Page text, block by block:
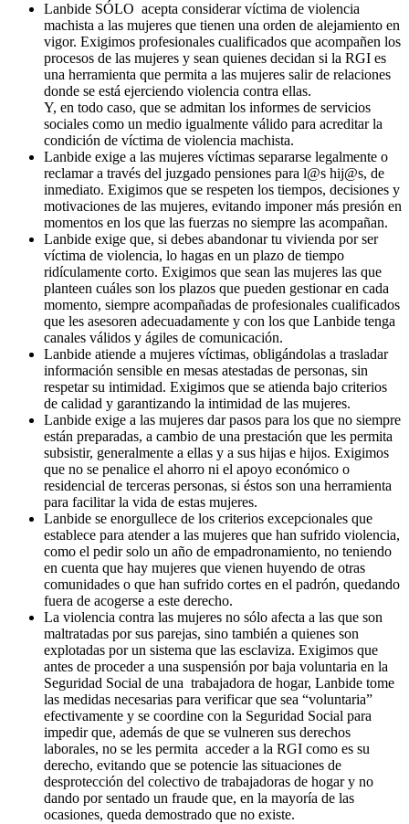
Lanbide SÓLO acepta considerar víctima de violencia
machista a las mujeres que tienen una orden de alejamiento en
vigor. Exigimos profesionales cualificados que acompañen los
procesos de las mujeres y sean quienes decidan si la RGI es
una herramienta que permita a las mujeres salir de relaciones
donde se está ejerciendo violencia contra ellas.
Y, en todo caso, que se admitan los informes de servicios
sociales como un medio igualmente válido para acreditar la
condición de víctima de violencia machista.
Lanbide exige a las mujeres víctimas separarse legalmente o
reclamar a través del juzgado pensiones para l@s hij@s, de
inmediato. Exigimos que se respeten los tiempos, decisiones y
motivaciones de las mujeres, evitando imponer más presión en
momentos en los que las fuerzas no siempre las acompañan.
Lanbide exige que, si debes abandonar tu vivienda por ser
víctima de violencia, lo hagas en un plazo de tiempo
ridículamente corto. Exigimos que sean las mujeres las que
planteen cuáles son los plazos que pueden gestionar en cada
momento, siempre acompañadas de profesionales cualificados
que les asesoren adecuadamente y con los que Lanbide tenga
canales válidos y ágiles de comunicación.
Lanbide atiende a mujeres víctimas, obligándolas a trasladar
información sensible en mesas atestadas de personas, sin
respetar su intimidad. Exigimos que se atienda bajo criterios
de calidad y garantizando la intimidad de las mujeres.
Lanbide exige a las mujeres dar pasos para los que no siempre
están preparadas, a cambio de una prestación que les permita
subsistir, generalmente a ellas y a sus hijas e hijos. Exigimos
que no se penalice el ahorro ni el apoyo económico o
residencial de terceras personas, si éstos son una herramienta
para facilitar la vida de estas mujeres.
Lanbide se enorgullece de los criterios excepcionales que
establece para atender a las mujeres que han sufrido violencia,
como el pedir solo un año de empadronamiento, no teniendo
en cuenta que hay mujeres que vienen huyendo de otras
comunidades o que han sufrido cortes en el padrón, quedando
fuera de acogerse a este derecho.
La violencia contra las mujeres no sólo afecta a las que son
maltratadas por sus parejas, sino también a quienes son
explotadas por un sistema que las esclaviza. Exigimos que
antes de proceder a una suspensión por baja voluntaria en la
Seguridad Social de una trabajadora de hogar, Lanbide tome
las medidas necesarias para verificar que sea “voluntaria”
efectivamente y se coordine con la Seguridad Social para
impedir que, además de que se vulneren sus derechos
laborales, no se les permita acceder a la RGI como es su
derecho, evitando que se potencie las situaciones de
desprotección del colectivo de trabajadoras de hogar y no
dando por sentado un fraude que, en la mayoría de las
ocasiones, queda demostrado que no existe.